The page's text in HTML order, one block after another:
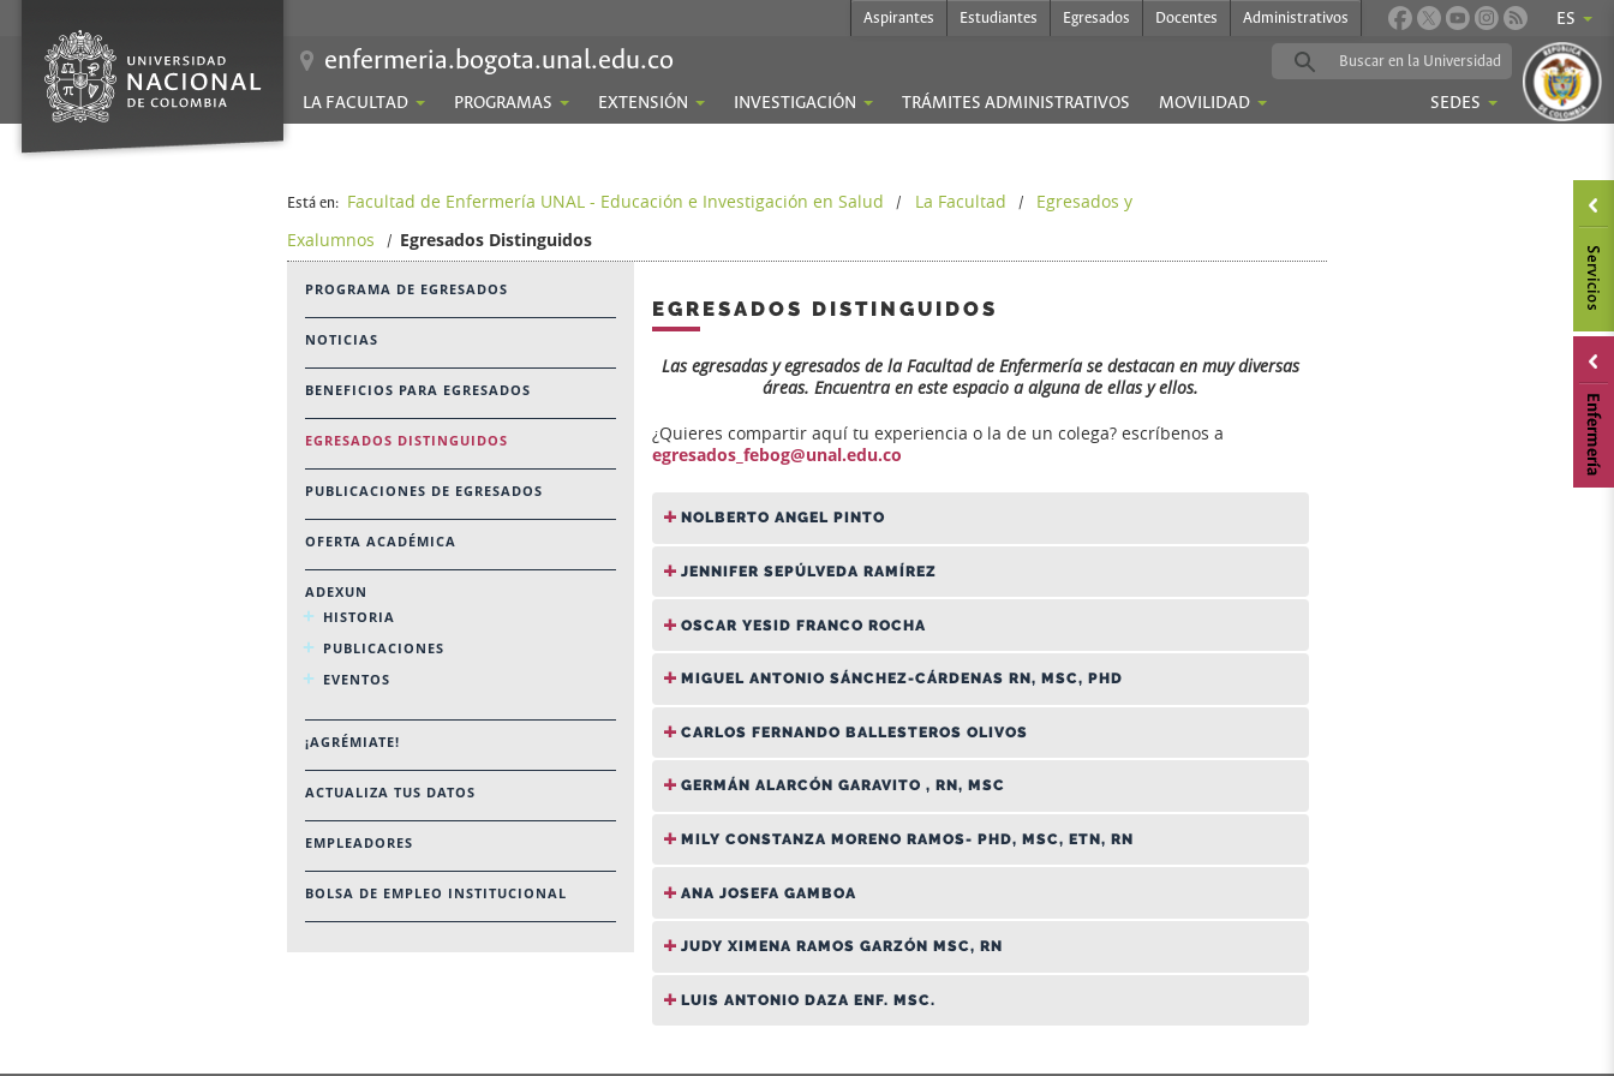
ES
Aspirantes Estudiantes Egresados Docentes Administrativos
enfermeria.bogota.unal.edu.co
LA FACULTAD PROGRAMAS EXTENSIÓN INVESTIGACIÓN TRÁMITES ADMINISTRATIVOS MOVILIDAD SEDES
Está en: Facultad de Enfermería UNAL - Educación e Investigación en Salud / La Facultad /
Egresados y
Exalumnos
/ Egresados Distinguidos
PROGRAMA DE EGRESADOS
NOTICIAS
BENEFICIOS PARA EGRESADOS
EGRESADOS DISTINGUIDOS
PUBLICACIONES DE EGRESADOS
OFERTA ACADÉMICA
ADEXUN
HISTORIA
PUBLICACIONES
EVENTOS
¡AGRÉMIATE!
ACTUALIZA TUS DATOS
EMPLEADORES
BOLSA DE EMPLEO INSTITUCIONAL
EGRESADOS DISTINGUIDOS
Las egresadas y egresados de la Facultad de Enfermería se destacan en muy diversas
áreas. Encuentra en este espacio a alguna de ellas y ellos.
¿Quieres compartir aquí tu experiencia o la de un colega? escríbenos a
egresados_febog@unal.edu.co
NOLBERTO ANGEL PINTO
JENNIFER SEPÚLVEDA RAMÍREZ
OSCAR YESID FRANCO ROCHA
MIGUEL ANTONIO SÁNCHEZ-CÁRDENAS RN, MSC, PHD
CARLOS FERNANDO BALLESTEROS OLIVOS
GERMÁN ALARCÓN GARAVITO , RN, MSC
MILY CONSTANZA MORENO RAMOS- PHD, MSC, ETN, RN
ANA JOSEFA GAMBOA
JUDY XIMENA RAMOS GARZÓN MSC, RN
LUIS ANTONIO DAZA ENF. MSC.